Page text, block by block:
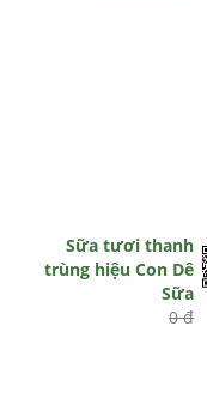
Sữa tươi thanh
trùng hiệu Con Dê
Sữa
0 đ